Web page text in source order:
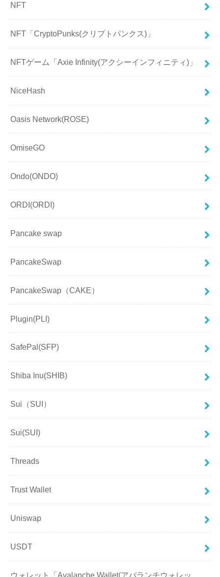
NFT
NFT「CryptoPunks(クリプトパンクス)」
NFTゲーム「Axie Infinity(アクシーインフィニティ)」
NiceHash
Oasis Network(ROSE)
OmiseGO
Ondo(ONDO)
ORDI(ORDI)
Pancake swap
PancakeSwap
PancakeSwap（CAKE）
Plugin(PLI)
SafePal(SFP)
Shiba Inu(SHIB)
Sui（SUI）
Sui(SUI)
Threads
Trust Wallet
Uniswap
USDT
ウォレット「Avalanche Wallet(アバランチウォレッ